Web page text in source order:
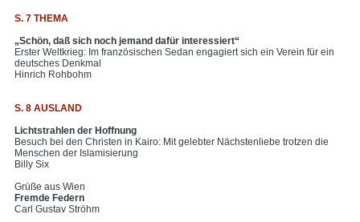
S. 7 THEMA
„Schön, daß sich noch jemand dafür interessiert“
Erster Weltkrieg: Im französischen Sedan engagiert sich ein Verein für ein
deutsches Denkmal
Hinrich Rohbohm
S. 8 AUSLAND
Lichtstrahlen der Hoffnung
Besuch bei den Christen in Kairo: Mit gelebter Nächstenliebe trotzen die
Menschen der Islamisierung
Billy Six
Grüße aus Wien
Fremde Federn
Carl Gustav Ströhm